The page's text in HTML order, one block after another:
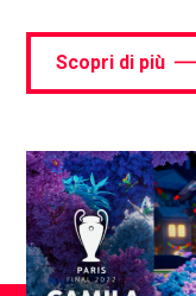
Scopri di più